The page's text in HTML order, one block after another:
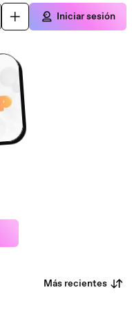
Iniciar sesión
Más recientes